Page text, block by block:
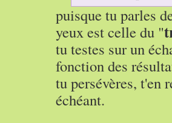
puisque tu parles
yeux est celle du "
tu testes sur un
fonction des
tu persévères, t'en
échéant.